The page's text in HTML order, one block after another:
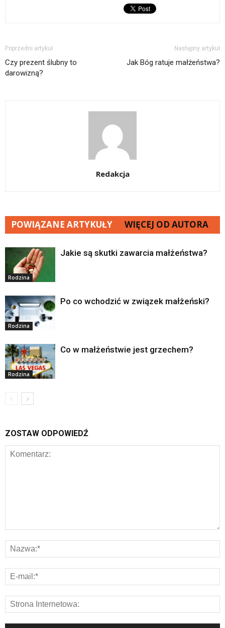
Poprzedni artykuł
Czy prezent ślubny to
darowizną?
Następny artykuł
Jak Bóg ratuje małżeństwa?
Redakcja
POWIĄZANE ARTYKUŁY WIĘCEJ OD AUTORA
Rodzina
Jakie są skutki zawarcia małżeństwa?
Rodzina
Po co wchodzić w związek małżeński?
Rodzina
Co w małżeństwie jest grzechem?
ZOSTAW ODPOWIEDŹ